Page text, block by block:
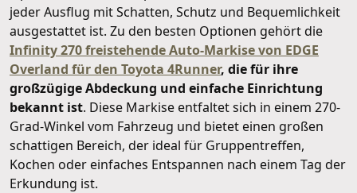
jeder Ausflug mit Schatten, Schutz und Bequemlichkeit
ausgestattet ist. Zu den besten Optionen gehört die
Infinity 270 freistehende Auto-Markise von EDGE
Overland für den Toyota 4Runner, die für ihre
großzügige Abdeckung und einfache Einrichtung
bekannt ist. Diese Markise entfaltet sich in einem 270-
Grad-Winkel vom Fahrzeug und bietet einen großen
schattigen Bereich, der ideal für Gruppentreffen,
Kochen oder einfaches Entspannen nach einem Tag der
Erkundung ist.